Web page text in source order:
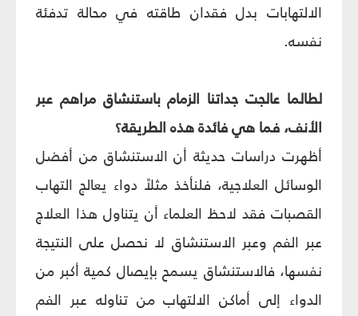
الالتهابات بدل فقدان طاقته في محالة تدفئة
نفسه.
لطالما عالجت جداتنا الزمام باستنشاق مراهم عبر
الأنف، فما هي فائدة هذه الطريقة؟
أظهرت دراسات حديثة أن الاستنشاق من أفضل
الوسائل العلاجية، فلنأخذ مثلاً دواء يعالج التهاب
القصبات فقد لاحظ العلماء أن يتناول هذا العلاج
عبر الفم وعبر الاستنشاق لا نحصل على النتيجة
نفسها، فالاستنشاق يسمح بإيصال كمية أكبر من
الدواء إلى أماكن الالتهاب من تناوله عبر الفم